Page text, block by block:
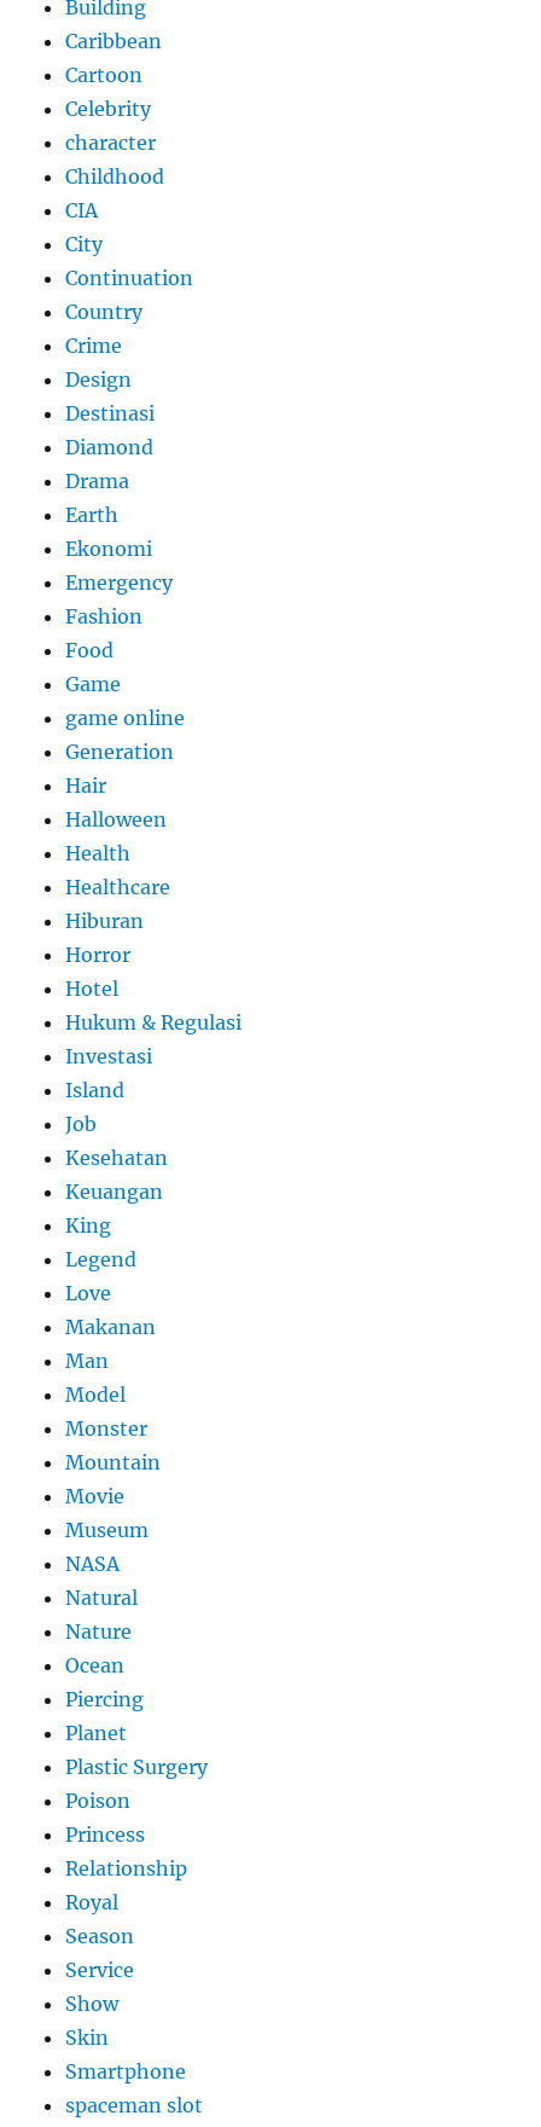
Building
Caribbean
Cartoon
Celebrity
character
Childhood
CIA
City
Continuation
Country
Crime
Design
Destinasi
Diamond
Drama
Earth
Ekonomi
Emergency
Fashion
Food
Game
game online
Generation
Hair
Halloween
Health
Healthcare
Hiburan
Horror
Hotel
Hukum & Regulasi
Investasi
Island
Job
Kesehatan
Keuangan
King
Legend
Love
Makanan
Man
Model
Monster
Mountain
Movie
Museum
NASA
Natural
Nature
Ocean
Piercing
Planet
Plastic Surgery
Poison
Princess
Relationship
Royal
Season
Service
Show
Skin
Smartphone
spaceman slot